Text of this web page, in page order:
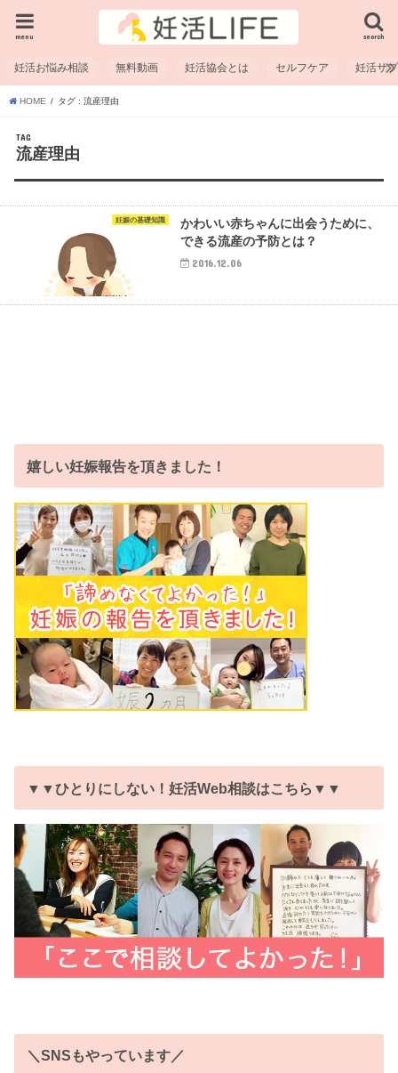
search
menu
妊活お悩み相談 無料動画 妊活協会とは セルフケア 妊活サ
HOME タグ : 流産理由
TAG
流産理由
妊娠の基礎知識
かわいい赤ちゃんに出会うために、
できる流産の予防とは？
2016.12.06
嬉しい妊娠報告を頂きました！
▼▼ひとりにしない！妊活Web相談はこちら▼▼
＼SNSもやっています／